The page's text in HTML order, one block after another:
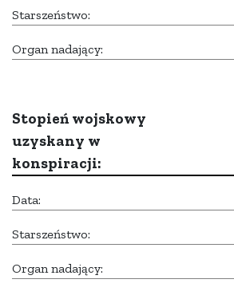
Starszeństwo:
Organ nadający:
Stopień wojskowy
uzyskany w
konspiracji:
Data:
Starszeństwo:
Organ nadający: